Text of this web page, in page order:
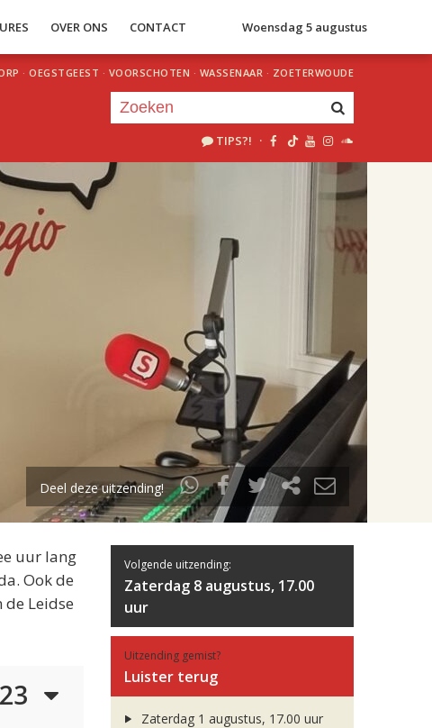
OVER ONS CONTACT Woensdag 5 augustus
· OEGSTGEEST · VOORSCHOTEN · WASSENAAR · ZOETERWOUDE
TIPS?! ·
uur 1 van 2
Volgend uur
Deel deze uitzending!
uur lang
Ook de
Leidse
Volgende uitzending:
Zaterdag 8 augustus, 17.00
uur
Uitzending gemist?
Luister terug
Zaterdag 1 augustus, 17.00 uur